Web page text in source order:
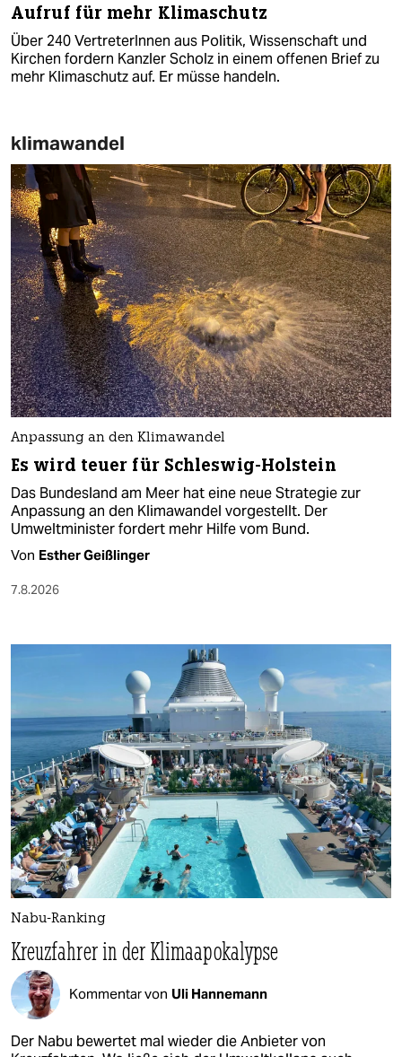
Aufruf für mehr Klimaschutz
Über 240 VertreterInnen aus Politik, Wissenschaft und
Kirchen fordern Kanzler Scholz in einem offenen Brief zu
mehr Klimaschutz auf. Er müsse handeln.
klimawandel
Anpassung an den Klimawandel
Es wird teuer für Schleswig-Holstein
Das Bundesland am Meer hat eine neue Strategie zur
Anpassung an den Klimawandel vorgestellt. Der
Umweltminister fordert mehr Hilfe vom Bund.
Von Esther Geißlinger
7.8.2026
Nabu-Ranking
Kreuzfahrer in der Klimaapokalypse
Kommentar von Uli Hannemann
Der Nabu bewertet mal wieder die Anbieter von